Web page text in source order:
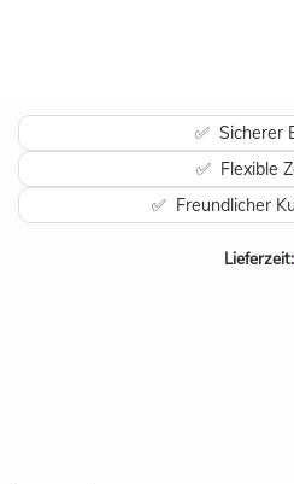
✅ Sicherer
✅ Flexible
✅ Freundlicher
Lieferzeit: